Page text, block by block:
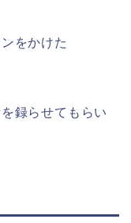
をかけた
録らせてもらい